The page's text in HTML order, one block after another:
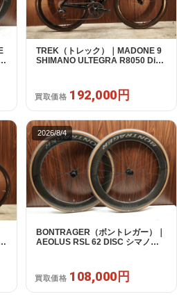
TREK（トレック）｜MADONE 9
SHIMANO ULTEGRA R8050 Di2
買取価格 192,000円
2026/8/4
BONTRAGER（ボントレガー）｜
AEOLUS RSL 62 DISC シマノフ
買取価格 108,000円